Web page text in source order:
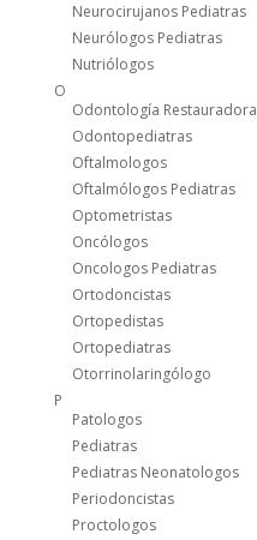
Neurocirujanos Pediatras
Neurólogos Pediatras
Nutriólogos
O
Odontología Restauradora
Odontopediatras
Oftalmologos
Oftalmólogos Pediatras
Optometristas
Oncólogos
Oncologos Pediatras
Ortodoncistas
Ortopedistas
Ortopediatras
Otorrinolaringólogo
P
Patologos
Pediatras
Pediatras Neonatologos
Periodoncistas
Proctologos